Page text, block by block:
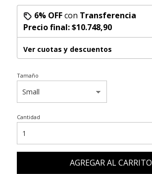
6% OFFcon Transferencia
Precio final:$10.748,90
Ver cuotas y descuentos
Tamaño
Cantidad
AGREGAR AL CARRITO